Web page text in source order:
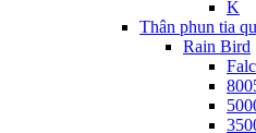
K
Thân phun tia
Rain Bird